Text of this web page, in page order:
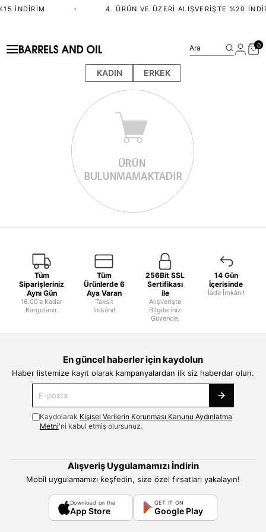
İNDIRIM • 4. ÜRÜN VE ÜZERI ALIŞVERIŞTE %20
KADIN ERKEK
Ara 0
Tüm
Siparişleriniz
Aynı Gün
16.00'a Kadar
Kargolanır.
Tüm
Ürünlerde 6
Aya Varan
Taksit
İmkânı!
256Bit SSL
Sertifikası
ile
Alışverişte
Bilgileriniz
Güvende.
14 Gün
İçerisinde
İade İmkânı!
En güncel haberler için kaydolun
Haber listemize kayıt olarak kampanyalardan ilk siz haberdar olun.
Kaydolarak Kişisel Verilerin Korunması Kanunu Aydınlatma
Metni'ni kabul etmiş olursunuz.
Alışveriş Uygulamamızı İndirin
Mobil uygulamamızı keşfedin, size özel fırsatları yakalayın!
Download on the
App Store
GET IT ON
Google Play